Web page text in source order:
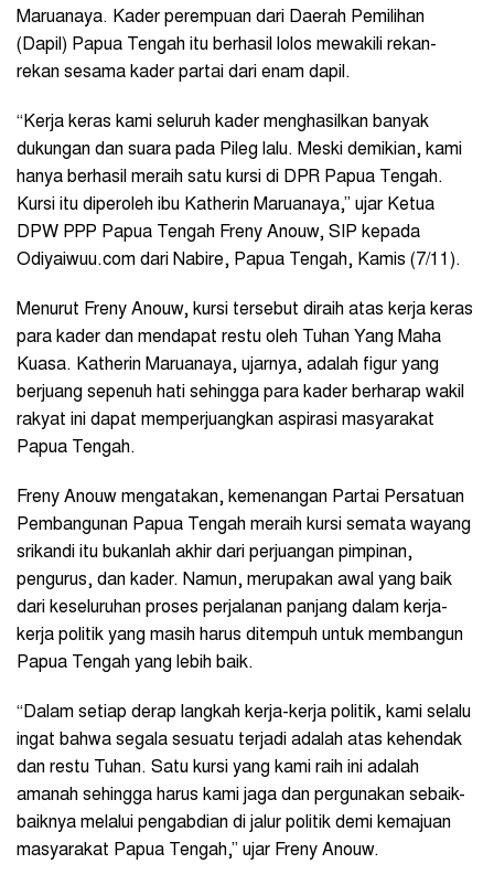
Maruanaya. Kader perempuan dari Daerah Pemilihan
(Dapil) Papua Tengah itu berhasil lolos mewakili rekan-
rekan sesama kader partai dari enam dapil.
“Kerja keras kami seluruh kader menghasilkan banyak
dukungan dan suara pada Pileg lalu. Meski demikian, kami
hanya berhasil meraih satu kursi di DPR Papua Tengah.
Kursi itu diperoleh ibu Katherin Maruanaya,” ujar Ketua
DPW PPP Papua Tengah Freny Anouw, SIP kepada
Odiyaiwuu.com dari Nabire, Papua Tengah, Kamis (7/11).
Menurut Freny Anouw, kursi tersebut diraih atas kerja keras
para kader dan mendapat restu oleh Tuhan Yang Maha
Kuasa. Katherin Maruanaya, ujarnya, adalah figur yang
berjuang sepenuh hati sehingga para kader berharap wakil
rakyat ini dapat memperjuangkan aspirasi masyarakat
Papua Tengah.
Freny Anouw mengatakan, kemenangan Partai Persatuan
Pembangunan Papua Tengah meraih kursi semata wayang
srikandi itu bukanlah akhir dari perjuangan pimpinan,
pengurus, dan kader. Namun, merupakan awal yang baik
dari keseluruhan proses perjalanan panjang dalam kerja-
kerja politik yang masih harus ditempuh untuk membangun
Papua Tengah yang lebih baik.
“Dalam setiap derap langkah kerja-kerja politik, kami selalu
ingat bahwa segala sesuatu terjadi adalah atas kehendak
dan restu Tuhan. Satu kursi yang kami raih ini adalah
amanah sehingga harus kami jaga dan pergunakan sebaik-
baiknya melalui pengabdian di jalur politik demi kemajuan
masyarakat Papua Tengah,” ujar Freny Anouw.